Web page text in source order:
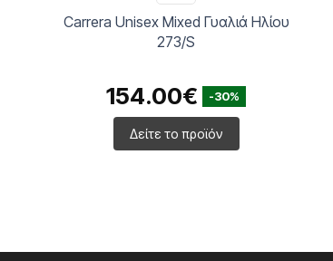
Carrera Unisex Mixed Γυαλιά Ηλίου
273/S
154.00€ -30%
Δείτε το προϊόν